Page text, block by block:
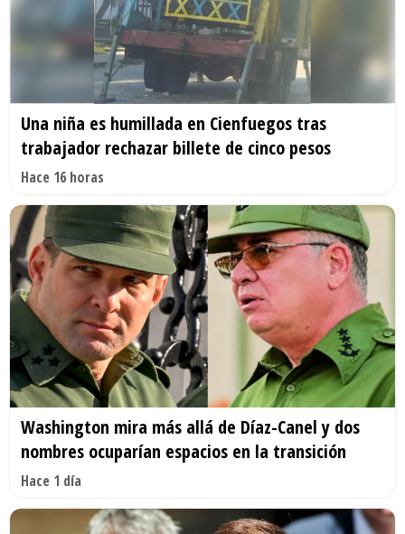
Una niña es humillada en Cienfuegos tras
trabajador rechazar billete de cinco pesos
Hace 16 horas
Washington mira más allá de Díaz-Canel y dos
nombres ocuparían espacios en la transición
Hace 1 día